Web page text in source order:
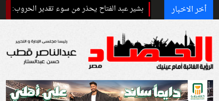
أخر الاخبار بشير عبد الفتاح يحذر من سوء تقدير الحروب: قد يحول